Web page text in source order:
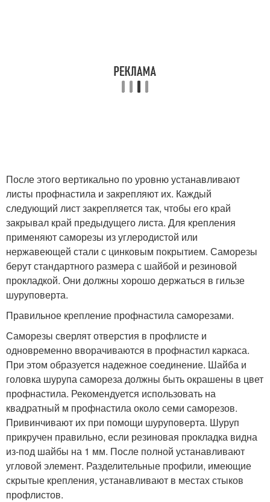
После этого вертикально по уровню устанавливают
листы профнастила и закрепляют их. Каждый
следующий лист закрепляется так, чтобы его край
закрывал край предыдущего листа. Для крепления
применяют саморезы из углеродистой или
нержавеющей стали с цинковым покрытием. Саморезы
берут стандартного размера с шайбой и резиновой
прокладкой. Они должны хорошо держаться в гильзе
шуруповерта.
Правильное крепление профнастила саморезами.
Саморезы сверлят отверстия в профлисте и
одновременно вворачиваются в профнастил каркаса.
При этом образуется надежное соединение. Шайба и
головка шурупа самореза должны быть окрашены в цвет
профнастила. Рекомендуется использовать на
квадратный м профнастила около семи саморезов.
Привинчивают их при помощи шуруповерта. Шуруп
прикручен правильно, если резиновая прокладка видна
из-под шайбы на 1 мм. После полной устанавливают
угловой элемент. Разделительные профили, имеющие
скрытые крепления, устанавливают в местах стыков
профлистов.